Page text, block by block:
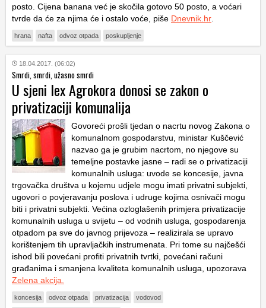
posto. Cijena banana već je skočila gotovo 50 posto, a voćari
tvrde da će za njima će i ostalo voće, piše Dnevnik.hr
hrana nafta odvoz otpada poskupljenje
18.04.2017. (06:02)
Smrdi, smrdi, užasno smrdi
U sjeni lex Agrokora donosi se zakon o
privatizaciji komunalija
Govoreći prošli tjedan o nacrtu novog Zakona o
komunalnom gospodarstvu, ministar Kuščević
nazvao ga je grubim nacrtom, no njegove su
temeljne postavke jasne – radi se o privatizaciji
komunalnih usluga: uvode se koncesije, javna
trgovačka društva u kojemu udjele mogu imati privatni subjekti,
ugovori o povjeravanju poslova i udruge kojima osnivači mogu
biti i privatni subjekti. Većina ozloglašenih primjera privatizacije
komunalnih usluga u svijetu – od vodnih usluga, gospodarenja
otpadom pa sve do javnog prijevoza – realizirala se upravo
korištenjem tih upravljačkih instrumenata. Pri tome su najčešći
ishod bili povećani profiti privatnih tvrtki, povećani računi
građanima i smanjena kvaliteta komunalnih usluga, upozorava
Zelena akcija.
koncesija odvoz otpada privatizacija vodovod